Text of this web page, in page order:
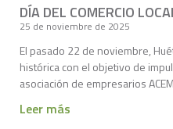
DÍA DEL COMERCIO
25 de noviembre de 2025
El pasado 22 de noviembre,
histórica con el objetivo de
asociación de empresarios
Leer más